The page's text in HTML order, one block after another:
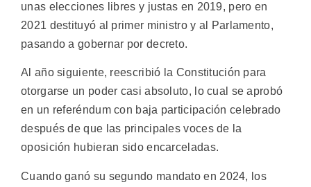
unas elecciones libres y justas en 2019, pero en
2021 destituyó al primer ministro y al Parlamento,
pasando a gobernar por decreto.
Al año siguiente, reescribió la Constitución para
otorgarse un poder casi absoluto, lo cual se aprobó
en un referéndum con baja participación celebrado
después de que las principales voces de la
oposición hubieran sido encarceladas.
Cuando ganó su segundo mandato en 2024, los